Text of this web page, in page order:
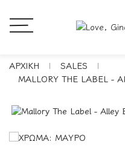
ΑΡΧΙΚΗ
SALES
MALLORY THE LABEL -